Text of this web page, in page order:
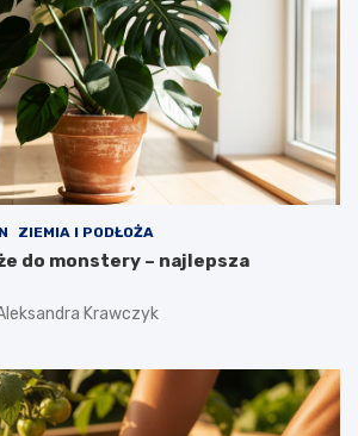
ZIEMIA I PODŁOŻA
do monstery – najlepsza
Krawczyk